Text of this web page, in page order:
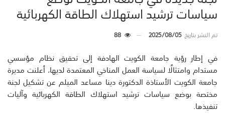
سياسات ترشيد استهلاك الطاقة الكهربائية
تم النشر بتاريخ2025/08/05
88
في إطار رؤية جامعة الكويت الهادفة إلى تحقيق نظام مؤسسي
مستدام وامتثالًا لسياسة العمل المناخي المعتمدة لديها، أعلنت مديرة
جامعة الكويت الأستاذة الدكتورة دينا مساعد الميلم عن تشكيل لجنة
مختصة بوضع سياسات ترشيد استهلاك الطاقة الكهربائية وآليات
تنفيذها.